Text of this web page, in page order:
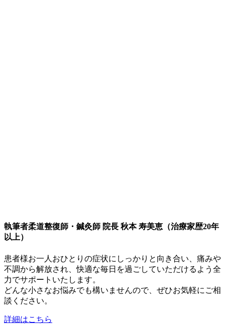
執筆者柔道整復師・鍼灸師 院長 秋本 寿美恵（治療家歴20年
以上）
患者様お一人おひとりの症状にしっかりと向き合い、痛みや
不調から解放され、快適な毎日を過ごしていただけるよう全
力でサポートいたします。
どんな小さなお悩みでも構いませんので、ぜひお気軽にご相
談ください。
詳細はこちら